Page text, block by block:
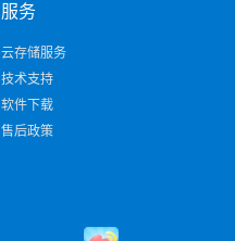
服务
云存储服务
技术支持
软件下载
售后政策